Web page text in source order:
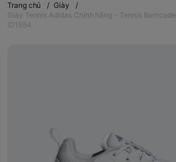
Trang chủ / Giày
/
Giày Tennis Adidas Chính hãng - Tennis
ID1554